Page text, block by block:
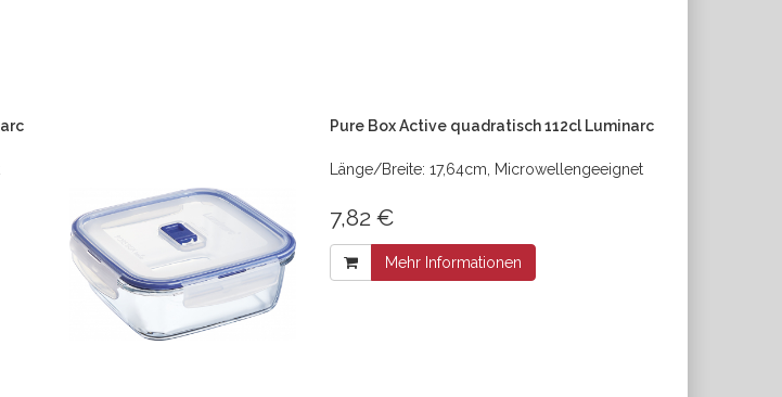
Pure Box Active quadratisch 112cl Luminarc
Länge/Breite: 17,64cm, Microwellengeeignet
7,82 €
Mehr Informationen